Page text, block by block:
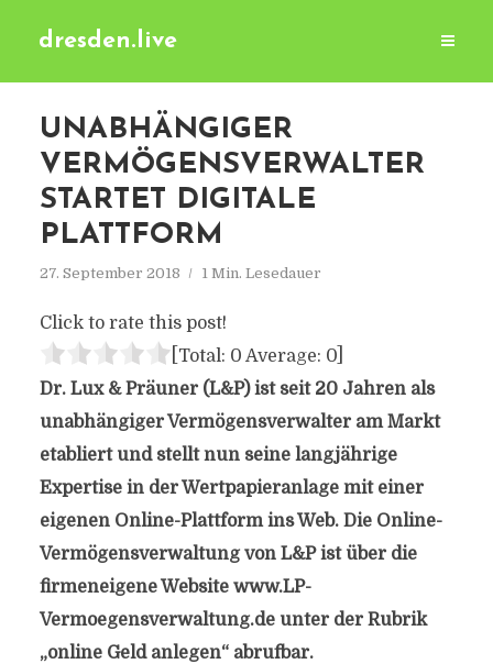
dresden.live
UNABHÄNGIGER
VERMÖGENSVERWALTER
STARTET DIGITALE
PLATTFORM
27. September 2018 1 Min. Lesedauer
Click to rate this post!
[Total: 0 Average: 0]
Dr. Lux & Präuner (L&P) ist seit 20 Jahren als
unabhängiger Vermögensverwalter am Markt
etabliert und stellt nun seine langjährige
Expertise in der Wertpapieranlage mit einer
eigenen Online-Plattform ins Web. Die Online-
Vermögensverwaltung von L&P ist über die
firmeneigene Website www.LP-
Vermoegensverwaltung.de unter der Rubrik
„online Geld anlegen“ abrufbar.